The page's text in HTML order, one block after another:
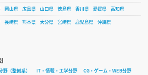
岡山県 広島県 山口県 徳島県 香川県 愛媛県
高知県
長崎県 熊本県 大分県 宮崎県 鹿児島県 沖縄県
野（整備系） IT・情報・工学分野
CG・ゲーム・WEB分野